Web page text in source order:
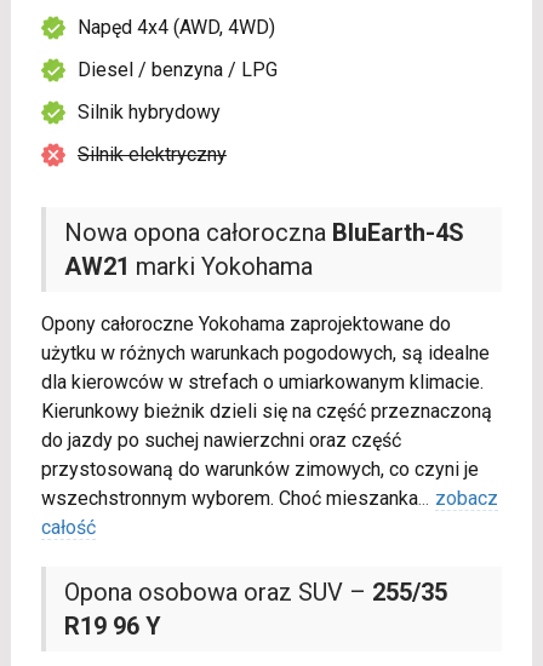
Nowa opona całoroczna BluEarth-4S
AW21 marki Yokohama
Opony całoroczne Yokohama zaprojektowane do
użytku w różnych warunkach pogodowych, są idealne
dla kierowców w strefach o umiarkowanym klimacie.
Kierunkowy bieżnik dzieli się na część przeznaczoną
do jazdy po suchej nawierzchni oraz część
przystosowaną do warunków zimowych, co czyni je
wszechstronnym wyborem. Choć mieszanka... zobacz
całość
Opona osobowa oraz SUV – 255/35
R19 96 Y
Napęd 4x4 (AWD, 4WD)
Diesel / benzyna / LPG
Silnik hybrydowy
Silnik elektryczny